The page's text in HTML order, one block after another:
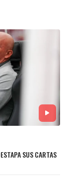
SUS CARTAS